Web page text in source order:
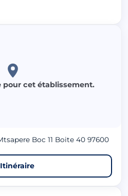
pour cet établissement.
Boc 11 Boite 40 97600
Itinéraire